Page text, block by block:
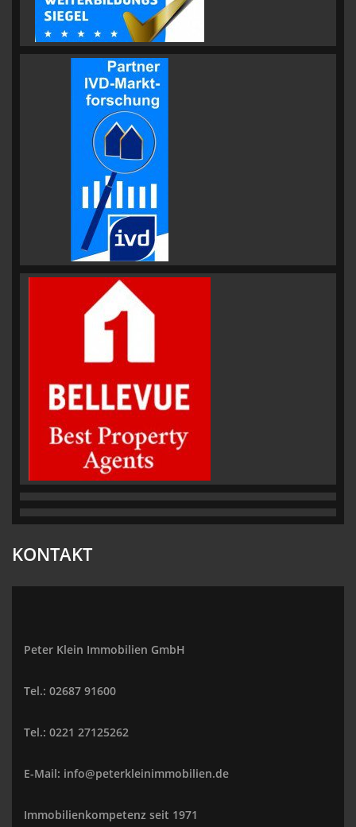
KONTAKT
Peter Klein Immobilien GmbH
Tel.: 02687 91600
Tel.: 0221 27125262
E-Mail: info@peterkleinimmobilien.de
Immobilienkompetenz seit 1971